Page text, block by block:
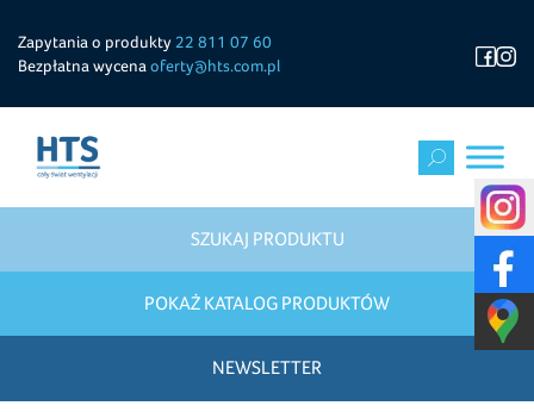
Zapytania o produkty 22 811 07 60
Bezpłatna wycena oferty@hts.com.pl
SZUKAJ PRODUKTU
POKAŻ KATALOG PRODUKTÓW
NEWSLETTER